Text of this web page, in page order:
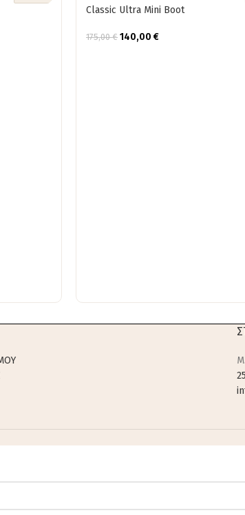
Classic Ultra Mini Boot
175,00€ 140,00 €